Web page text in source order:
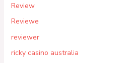
Review
Reviewe
reviewer
ricky casino australia